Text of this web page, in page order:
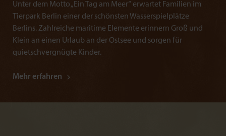
Unter dem Motto „Ein Tag am Meer“ erwartet Familien im
Tierpark Berlin einer der schönsten Wasserspielplätze
Berlins. Zahlreiche maritime Elemente erinnern Groß und
Klein an einen Urlaub an der Ostsee und sorgen für
quietschvergnügte Kinder.
Mehr erfahren